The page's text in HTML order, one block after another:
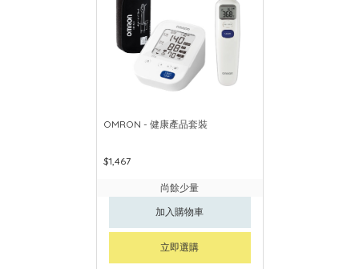
OMRON - 健康產品套裝
$1,467
尚餘少量
加入購物車
立即選購